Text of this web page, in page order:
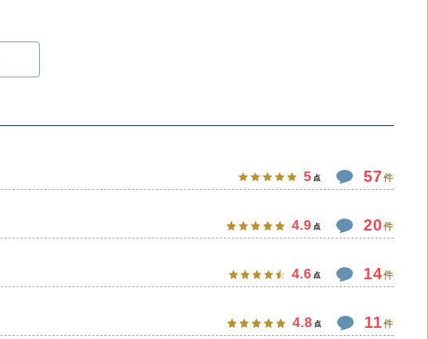
5 点 57件
4.9 点 20件
4.6 点 14件
4.8 点 11件